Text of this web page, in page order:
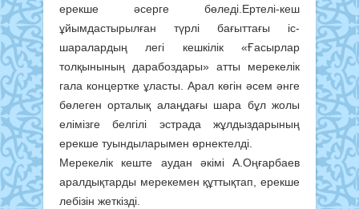
ерекше әсерге бөледі.Ертелі-кеш
ұйымдастырылған түрлі бағыттағы іс-
шаралардың легі кешкілік «Ғасырлар
толқынының дарабоздары» атты мерекелік
гала концертке ұласты. Арал көгін әсем әнге
бөлеген орталық алаңдағы шара бұл жолы
елімізге белгілі эстрада жұлдыздарының
ерекше туындыларымен өрнектелді.
Мерекелік кеште аудан әкімі А.Оңғарбаев
аралдықтарды мерекемен құттықтап, ерекше
лебізін жеткізді.